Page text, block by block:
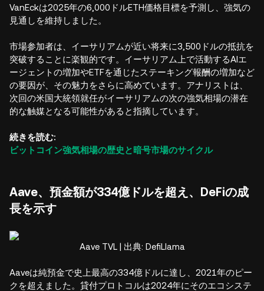
VanEckは2025年の6,000ドルETH価格目標を予測し、強気の
見通しを維持しました。
市場参加者は、イーサリアムが近い将来に3,500ドルの抵抗を
突破することに楽観的です。イーサリアム上で活動するAIエ
ージェントの増加やETFを通じたステーキング報酬の増加など
の要因が、その魅力をさらに高めています。アナリストは、
次回の米国大統領就任がイーサリアムの次の強気相場の潜在
的な触媒となる可能性があると指摘しています。
続きを読む:
ビットコイン強気相場の歴史と暗号市場のサイクル
Aave、預金額が334億ドルを超え、DeFiの成
長を示す
Aave TVL | 出典: DefiLlama
Aaveは純預金で史上最高の334億ドルに達し、2021年のピー
クを超えました。貸付プロトコルは2024年にそのエコシステ